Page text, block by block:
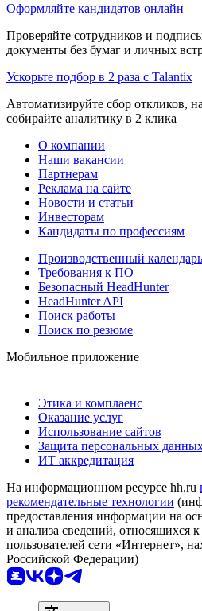
Оформляйте кандидатов онлайн
Проверяйте сотрудников и
документы без бумаг и личных
Ускорьте подбор в 2 раза с Talantix
Автоматизируйте сбор откликов,
собирайте аналитику в 2 клика
О компании
Наши вакансии
Партнерам
Реклама на сайте
Новости и статьи
Инвесторам
Кандидаты по профессиям
Производственный календарь
Требования к ПО
Безопасный HeadHunter
HeadHunter API
Поиск работы
Поиск по резюме
Мобильное приложение
Этика и комплаенс
Оказание услуг
Использование сайтов
Защита персональных
ИТ аккредитация
На информационном ресурсе hh.ru
рекомендательные технологии
предоставления информации на
и анализа сведений, относящихся
пользователей сети «Интернет»,
Российской Федерации)